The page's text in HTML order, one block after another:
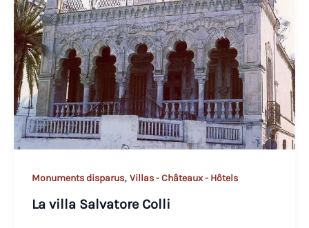
Monuments disparus, Villas - Châteaux - Hôtels
La villa Salvatore Colli